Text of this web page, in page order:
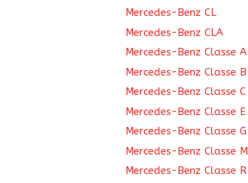
Mercedes-Benz CL
Mercedes-Benz CLA
Mercedes-Benz Classe A
Mercedes-Benz Classe B
Mercedes-Benz Classe C
Mercedes-Benz Classe E
Mercedes-Benz Classe G
Mercedes-Benz Classe M
Mercedes-Benz Classe R